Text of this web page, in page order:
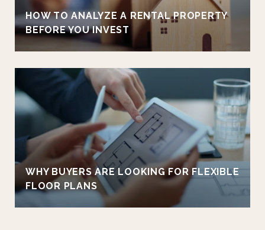
HOW TO ANALYZE A RENTAL PROPERTY
BEFORE YOU INVEST
WHY BUYERS ARE LOOKING FOR FLEXIBLE
FLOOR PLANS